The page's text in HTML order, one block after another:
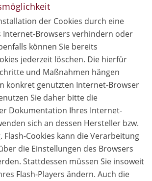
der Cookies durch eine
Internet-Browsers verhindern oder
können Sie bereits
jederzeit löschen. Die hierfür
und Maßnahmen hängen
konkret genutzten Internet-Browser
Sie daher bitte die
Dokumentation Ihres Internet-
sich an dessen Hersteller bzw.
Flash-Cookies kann die Verarbeitung
die Einstellungen des Browsers
Stattdessen müssen Sie insoweit
Flash-Players ändern. Auch die